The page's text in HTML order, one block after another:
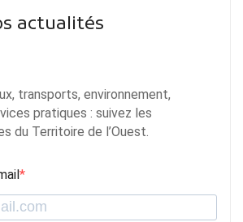
actualités
transports, environnement,
pratiques : suivez les
du Territoire de l’Ouest.